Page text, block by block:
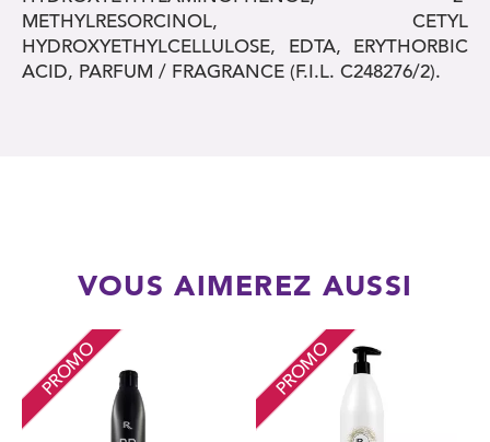
METHYLRESORCINOL, CETYL
HYDROXYETHYLCELLULOSE, EDTA, ERYTHORBIC
ACID, PARFUM / FRAGRANCE (F.I.L. C248276/2).
VOUS AIMEREZ AUSSI
PROMO PROMO